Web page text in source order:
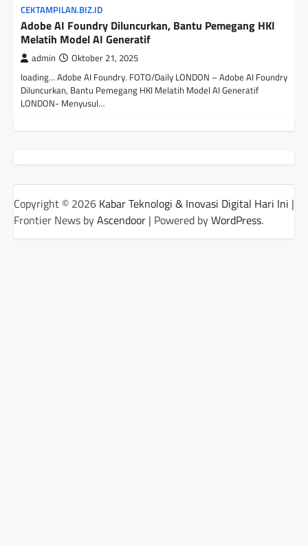
CEKTAMPILAN.BIZ.ID
Adobe AI Foundry Diluncurkan, Bantu Pemegang HKI
Melatih Model AI Generatif
admin Oktober 21, 2025
loading… Adobe AI Foundry. FOTO/Daily LONDON – Adobe AI Foundry
Diluncurkan, Bantu Pemegang HKI Melatih Model AI Generatif
LONDON- Menyusul…
Copyright © 2026 Kabar Teknologi & Inovasi Digital Hari Ini |
Frontier News byAscendoor | Powered byWordPress.